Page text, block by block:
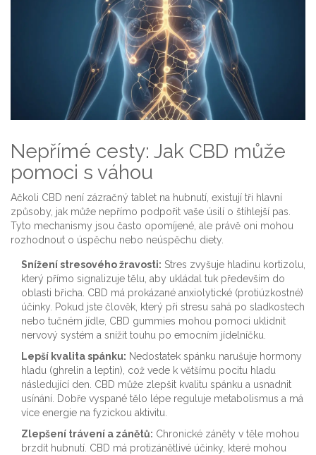
Nepřímé cesty: Jak CBD může
pomoci s váhou
Ačkoli CBD není zázračný tablet na hubnutí, existují tři hlavní
způsoby, jak může nepřímo podpořit vaše úsilí o štíhlejší pas.
Tyto mechanismy jsou často opomíjené, ale právě oni mohou
rozhodnout o úspěchu nebo neúspěchu diety.
Snížení stresového žravosti: Stres zvyšuje hladinu kortizolu,
který přímo signalizuje tělu, aby ukládal tuk především do
oblasti břicha. CBD má prokázané anxiolytické (protiúzkostné)
účinky. Pokud jste člověk, který při stresu sahá po sladkostech
nebo tučném jídle, CBD gummies mohou pomoci uklidnit
nervový systém a snížit touhu po emocním jídelníčku.
Lepší kvalita spánku: Nedostatek spánku narušuje hormony
hladu (ghrelin a leptin), což vede k většímu pocitu hladu
následující den. CBD může zlepšit kvalitu spánku a usnadnit
usínání. Dobře vyspané tělo lépe reguluje metabolismus a má
více energie na fyzickou aktivitu.
Zlepšení trávení a zánětů: Chronické záněty v těle mohou
brzdít hubnutí. CBD má protizánětlivé účinky, které mohou